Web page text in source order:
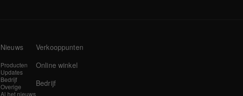
Nieuws
Producten
Updates
Bedrijf
Overige
Al het nieuws
Verkooppunten
Online winkel
Bedrijf